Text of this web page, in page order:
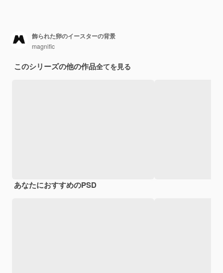
飾られた卵のイースターの背景
magnific
このシリーズの他の作品全てを見る
あなたにおすすめのPSD